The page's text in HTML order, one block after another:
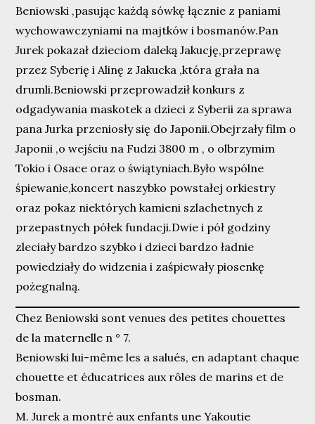
Beniowski ,pasując każdą sówkę łącznie z paniami
wychowawczyniami na majtków i bosmanów.Pan
Jurek pokazał dzieciom daleką Jakucję,przeprawę
przez Syberię i Alinę z Jakucka ,która grała na
drumli.Beniowski przeprowadził konkurs z
odgadywania maskotek a dzieci z Syberii za sprawa
pana Jurka przeniosły się do Japonii.Obejrzały film o
Japonii ,o wejściu na Fudzi 3800 m , o olbrzymim
Tokio i Osace oraz o świątyniach.Było wspólne
śpiewanie,koncert naszybko powstałej orkiestry
oraz pokaz niektórych kamieni szlachetnych z
przepastnych półek fundacji.Dwie i pół godziny
zleciały bardzo szybko i dzieci bardzo ładnie
powiedziały do widzenia i zaśpiewały piosenkę
pożegnalną.
Chez Beniowski sont venues des petites chouettes
de la maternelle n ° 7.
Beniowski lui-même les a salués, en adaptant chaque
chouette et éducatrices aux rôles de marins et de
bosman.
M. Jurek a montré aux enfants une Yakoutie